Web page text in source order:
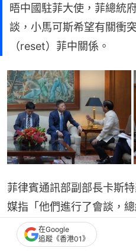
晤中國駐菲大使，菲總統
談，小馬可斯希望有關衝
（reset）菲中關係。
菲律賓通訊部副部長卡斯
媒指「他們進行了會談，
演，並重置菲中關係。」
什麼問題，他都希望就此
在Google
追蹤《香港01》